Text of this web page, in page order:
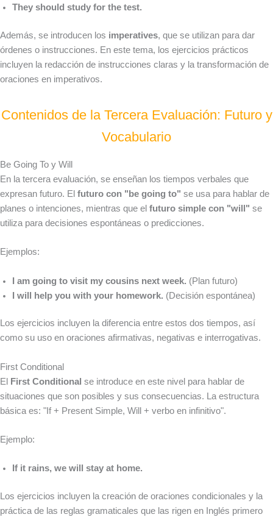
They should study for the test.
Además, se introducen los imperatives, que se utilizan para dar
órdenes o instrucciones. En este tema, los ejercicios prácticos
incluyen la redacción de instrucciones claras y la transformación de
oraciones en imperativos.
Contenidos de la Tercera Evaluación: Futuro y
Vocabulario
Be Going To y Will
En la tercera evaluación, se enseñan los tiempos verbales que
expresan futuro. El futuro con "be going to" se usa para hablar de
planes o intenciones, mientras que el futuro simple con "will" se
utiliza para decisiones espontáneas o predicciones.
Ejemplos:
I am going to visit my cousins next week. (Plan futuro)
I will help you with your homework. (Decisión espontánea)
Los ejercicios incluyen la diferencia entre estos dos tiempos, así
como su uso en oraciones afirmativas, negativas e interrogativas.
First Conditional
El
First Conditional se introduce en este nivel para hablar de
situaciones que son posibles y sus consecuencias. La estructura
básica es: "If + Present Simple, Will + verbo en infinitivo".
Ejemplo:
If it rains, we will stay at home.
Los ejercicios incluyen la creación de oraciones condicionales y la
práctica de las reglas gramaticales que las rigen en Inglés primero